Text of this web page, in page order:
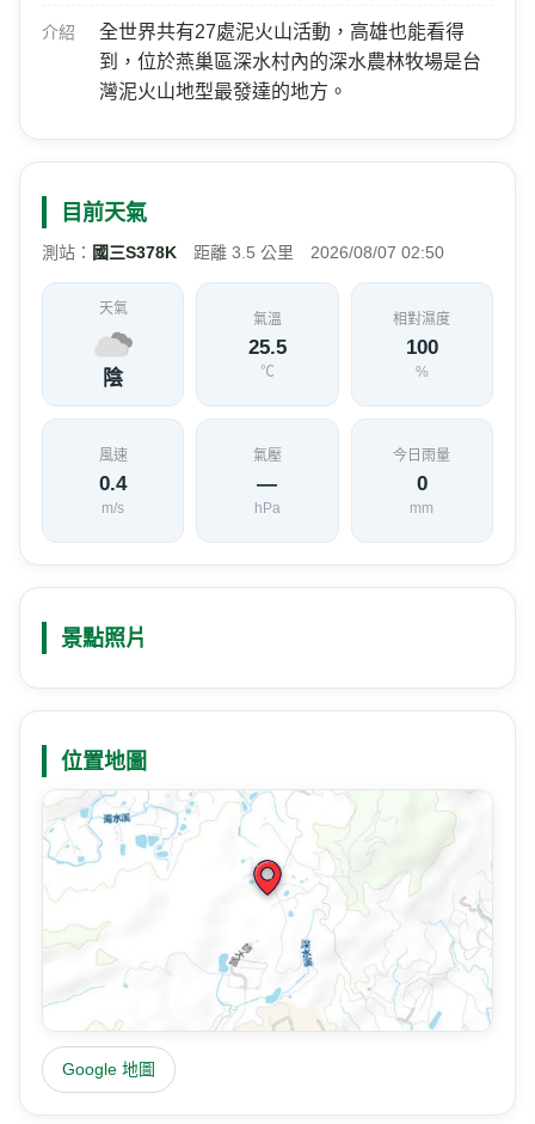
介紹
全世界共有27處泥火山活動，高雄也能看得
到，位於燕巢區深水村內的深水農林牧場是台
灣泥火山地型最發達的地方。
目前天氣
測站： 國三S378K 距離 3.5 公里 2026/08/07 02:50
天氣
陰
氣溫
25.5
℃
相對濕度
100
%
風速
0.4
m/s
氣壓
—
hPa
今日雨量
0
mm
景點照片
位置地圖
Google 地圖